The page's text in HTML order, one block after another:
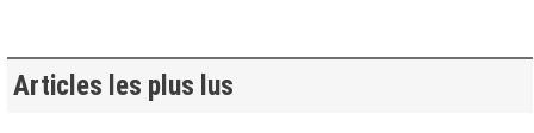
Articles les plus lus